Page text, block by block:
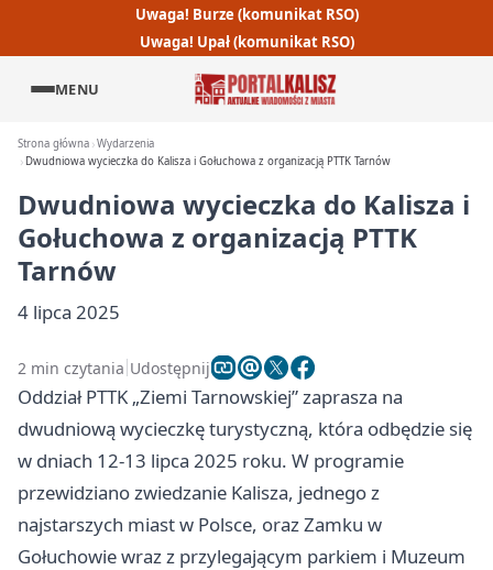
Uwaga! Burze (komunikat RSO)
Uwaga! Upał (komunikat RSO)
MENU
Strona główna Wydarzenia
Dwudniowa wycieczka do Kalisza i Gołuchowa z organizacją PTTK Tarnów
Dwudniowa wycieczka do Kalisza i
Gołuchowa z organizacją PTTK
Tarnów
4 lipca 2025
2 min czytania Udostępnij
Oddział PTTK „Ziemi Tarnowskiej” zaprasza na
dwudniową wycieczkę turystyczną, która odbędzie się
w dniach 12-13 lipca 2025 roku. W programie
przewidziano zwiedzanie Kalisza, jednego z
najstarszych miast w Polsce, oraz Zamku w
Gołuchowie wraz z przylegającym parkiem i Muzeum